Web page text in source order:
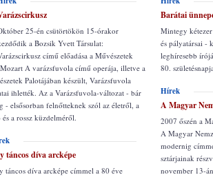
25-én csütörtökön 15-órakor
a Bozsik Yvett Társulat:
című előadása a Művészetek
A varázsfuvola című operája, illetve a
Palotájában készült, Varázsfuvola
ihlették. Az a Varázsfuvola-változat - bár
- elsősorban felnőtteknek szól az életről, a
a rossz küzdelméről.
táncos díva arcképe
táncos díva arcképe címmel a 80 éve
Barátai
Mintegy
és pályatársai -
leghíresebb
80.
Hírek
A Magyar
2007 őszén a
A Magyar
modernig
sztárjainak
november 13-